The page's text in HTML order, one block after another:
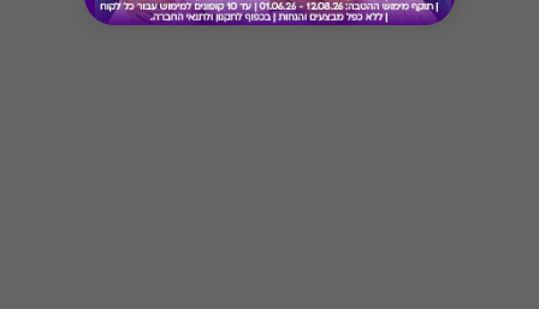
רכישת הגיפט עפ"י הסכום ששולם בפועל לחברה